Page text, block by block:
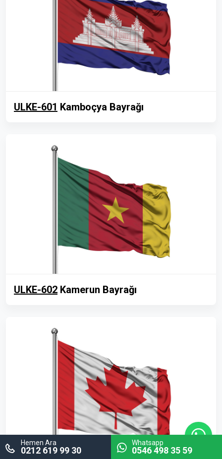
ULKE-601 Kamboçya Bayrağı
ULKE-602 Kamerun Bayrağı
Hemen Ara
0212 619 99 30
Whatsapp
0546 498 35 59